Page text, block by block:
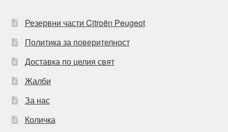
Резервни части Citroën Peugeot
Политика за поверителност
Доставка по целия свят
Жалби
За нас
Количка